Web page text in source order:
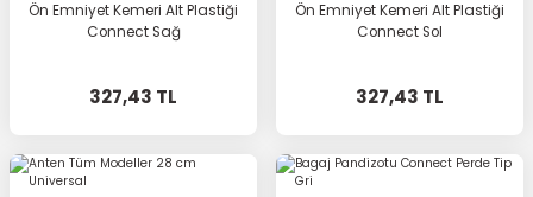
Ön Emniyet Kemeri Alt Plastiği
Connect Sağ
327,43 TL
Ön Emniyet Kemeri Alt Plastiği
Connect Sol
327,43 TL